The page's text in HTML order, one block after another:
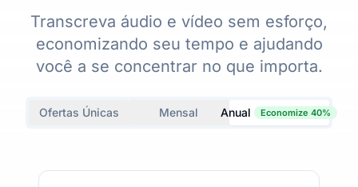
Transcreva áudio e vídeo sem esforço,
economizando seu tempo e ajudando
você a se concentrar no que importa.
Ofertas Únicas Mensal Anual Economize 40%